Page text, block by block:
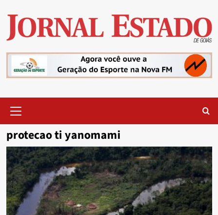
content
Menu
protecao ti yanomami